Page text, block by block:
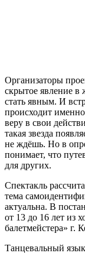
Организаторы
скрытое явление в
стать явным. И
происходит
веру в свои
такая звезда
не ждёшь. Но в
понимает, что
для других.
Спектакль
тема
актуальна. В
от 13 до 16 лет из
балетмейстера» г.
Танцевальный